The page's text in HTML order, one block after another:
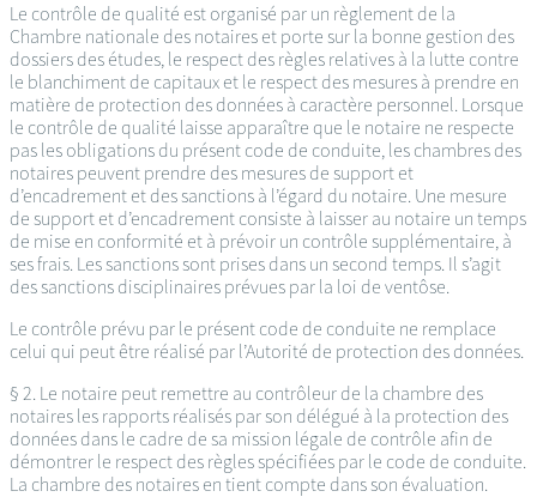
Le contrôle de qualité est organisé par un règlement de la
Chambre nationale des notaires et porte sur la bonne gestion des
dossiers des études, le respect des règles relatives à la lutte contre
le blanchiment de capitaux et le respect des mesures à prendre en
matière de protection des données à caractère personnel. Lorsque
le contrôle de qualité laisse apparaître que le notaire ne respecte
pas les obligations du présent code de conduite, les chambres des
notaires peuvent prendre des mesures de support et
d’encadrement et des sanctions à l’égard du notaire. Une mesure
de support et d’encadrement consiste à laisser au notaire un temps
de mise en conformité et à prévoir un contrôle supplémentaire, à
ses frais. Les sanctions sont prises dans un second temps. Il s’agit
des sanctions disciplinaires prévues par la loi de ventôse.
Le contrôle prévu par le présent code de conduite ne remplace
celui qui peut être réalisé par l’Autorité de protection des données.
§ 2. Le notaire peut remettre au contrôleur de la chambre des
notaires les rapports réalisés par son délégué à la protection des
données dans le cadre de sa mission légale de contrôle afin de
démontrer le respect des règles spécifiées par le code de conduite.
La chambre des notaires en tient compte dans son évaluation.